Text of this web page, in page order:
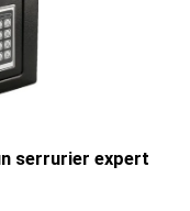
serrurier expert